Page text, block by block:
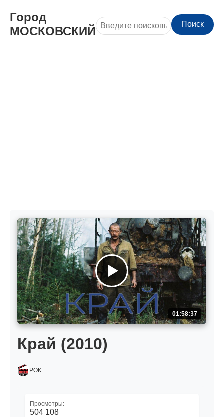
Город
МОСКОВСКИЙ
Поиск
01:58:37
Край (2010)
РОК
Просмотры:
504 108